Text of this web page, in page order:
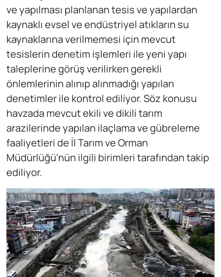
ve yapılması planlanan tesis ve yapılardan
kaynaklı evsel ve endüstriyel atıkların su
kaynaklarına verilmemesi için mevcut
tesislerin denetim işlemleri ile yeni yapı
taleplerine görüş verilirken gerekli
önlemlerinin alınıp alınmadığı yapılan
denetimler ile kontrol ediliyor. Söz konusu
havzada mevcut ekili ve dikili tarım
arazilerinde yapılan ilaçlama ve gübreleme
faaliyetleri de İl Tarım ve Orman
Müdürlüğü'nün ilgili birimleri tarafından takip
ediliyor.